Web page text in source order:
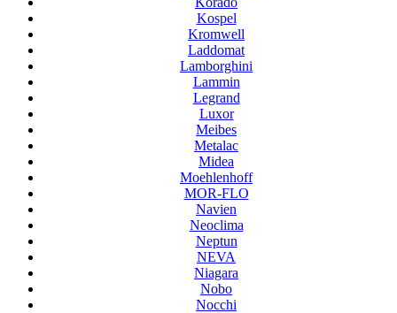
Kospel
Kromwell
Laddomat
Lamborghini
Lammin
Legrand
Luxor
Meibes
Metalac
Midea
Moehlenhoff
MOR-FLO
Navien
Neoclima
Neptun
NEVA
Niagara
Nobo
Nocchi